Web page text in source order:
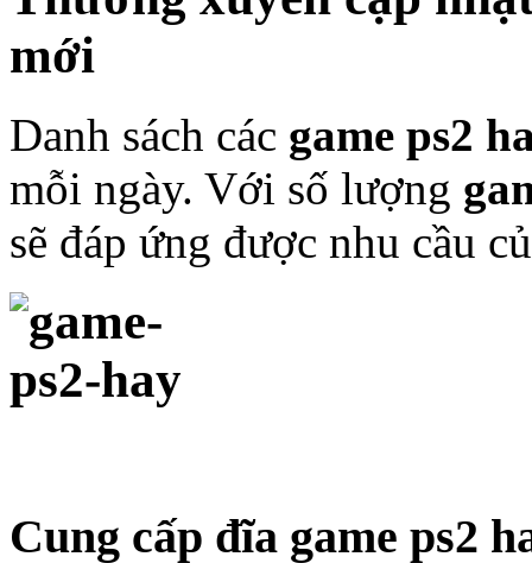
mới
Danh sách các game ps2
mỗi ngày. Với số lượng
sẽ đáp ứng được nhu cầu
Cung cấp đĩa game ps2